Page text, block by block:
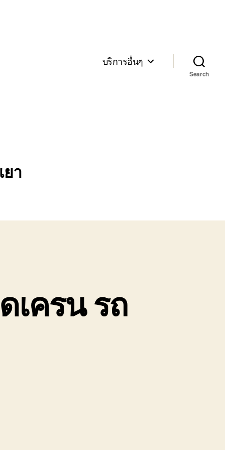
บริการอื่นๆ
Search
า
เครน รถ